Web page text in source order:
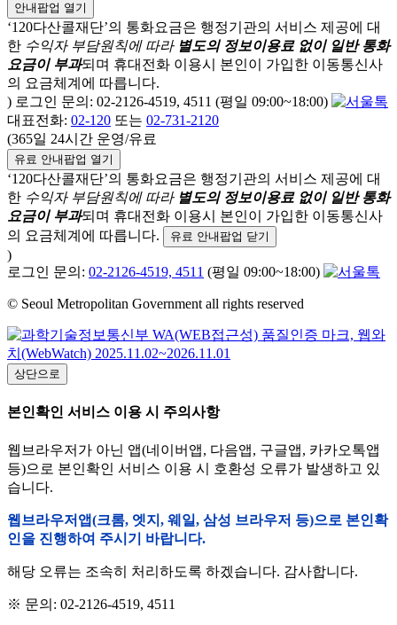
안내팝업 열기
‘120다산콜재단’의 통화요금은 행정기관의 서비스 제공에 대
한 수익자 부담원칙에 따라 별도의 정보이용료 없이 일반 통화
요금이 부과되며 휴대전화 이용시 본인이 가입한 이동통신사
의 요금체계에 따릅니다.
) 로그인 문의: 02-2126-4519, 4511 (평일 09:00~18:00)
대표전화: 02-120 또는 02-731-2120
(365일 24시간 운영/유료
유료 안내팝업 열기
‘120다산콜재단’의 통화요금은 행정기관의 서비스 제공에 대
한 수익자 부담원칙에 따라 별도의 정보이용료 없이 일반 통화
요금이 부과되며 휴대전화 이용시 본인이 가입한 이동통신사
의 요금체계에 따릅니다.
유료 안내팝업 닫기
)
로그인 문의: 02-2126-4519, 4511 (평일 09:00~18:00)
© Seoul Metropolitan Government all rights reserved
상단으로
본인확인 서비스 이용 시 주의사항
웹브라우저가 아닌 앱(네이버앱, 다음앱, 구글앱, 카카오톡앱
등)으로 본인확인 서비스 이용 시 호환성 오류가 발생하고 있
습니다.
웹브라우저앱(크롬, 엣지, 웨일, 삼성 브라우저 등)으로 본인확
인을 진행하여 주시기 바랍니다.
해당 오류는 조속히 처리하도록 하겠습니다. 감사합니다.
※ 문의: 02-2126-4519, 4511